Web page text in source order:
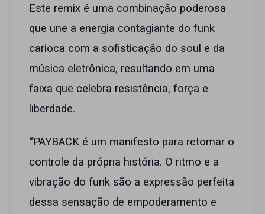
Este remix é uma combinação poderosa
que une a energia contagiante do funk
carioca com a sofisticação do soul e da
música eletrônica, resultando em uma
faixa que celebra resistência, força e
liberdade.
“PAYBACK é um manifesto para retomar o
controle da própria história. O ritmo e a
vibração do funk são a expressão perfeita
dessa sensação de empoderamento e